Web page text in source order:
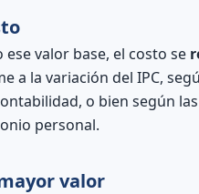
valor base, el costo se
a la variación del IPC,
o bien según
personal.
valor